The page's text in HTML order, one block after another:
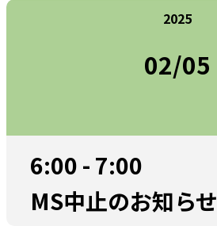
2025
02/05
6:00 - 7:00
MS中止のお知らせ